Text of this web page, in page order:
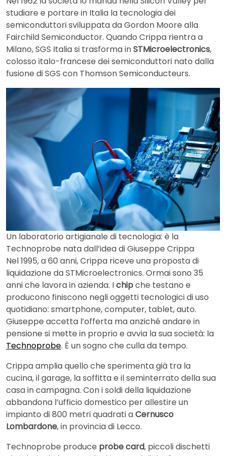
studiare e portare in Italia la tecnologia dei
semiconduttori sviluppata da Gordon Moore alla
Fairchild Semiconductor. Quando Crippa rientra a
Milano, SGS Italia si trasforma inSTMicroelectronics,
colosso italo-francese dei semiconduttori nato dalla
fusione di SGS con Thomson Semiconducteurs.
Un laboratorio artigianale di tecnologia: è la
Technoprobe nata dall’idea di Giuseppe Crippa
Nel 1995, a 60 anni, Crippa riceve una proposta di
liquidazione da STMicroelectronics. Ormai sono 35
anni che lavora in azienda. Ichipche testano e
producono finiscono negli oggetti tecnologici di uso
quotidiano: smartphone, computer, tablet, auto.
Giuseppe accetta l’offerta ma anziché andare in
pensione si mette in proprio e avvia la sua società: la
Technoprobe. È un sogno che culla da tempo.
Crippa amplia quello che sperimenta già tra la
cucina, il garage, la soffitta e il seminterrato della sua
casa in campagna. Con i soldi della liquidazione
abbandona l’ufficio domestico per allestire un
impianto di 800 metri quadrati aCernusco
Lombardone, in provincia di Lecco.
Technoprobe produce probe card, piccoli dischetti